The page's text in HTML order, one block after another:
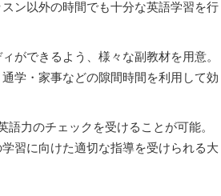
ン以外の時間でも十分な英語学習を行
ができるよう、様々な副教材を用意。
学・家事などの隙間時間を利用して効
力のチェックを受けることが可能。
習に向けた適切な指導を受けられる大